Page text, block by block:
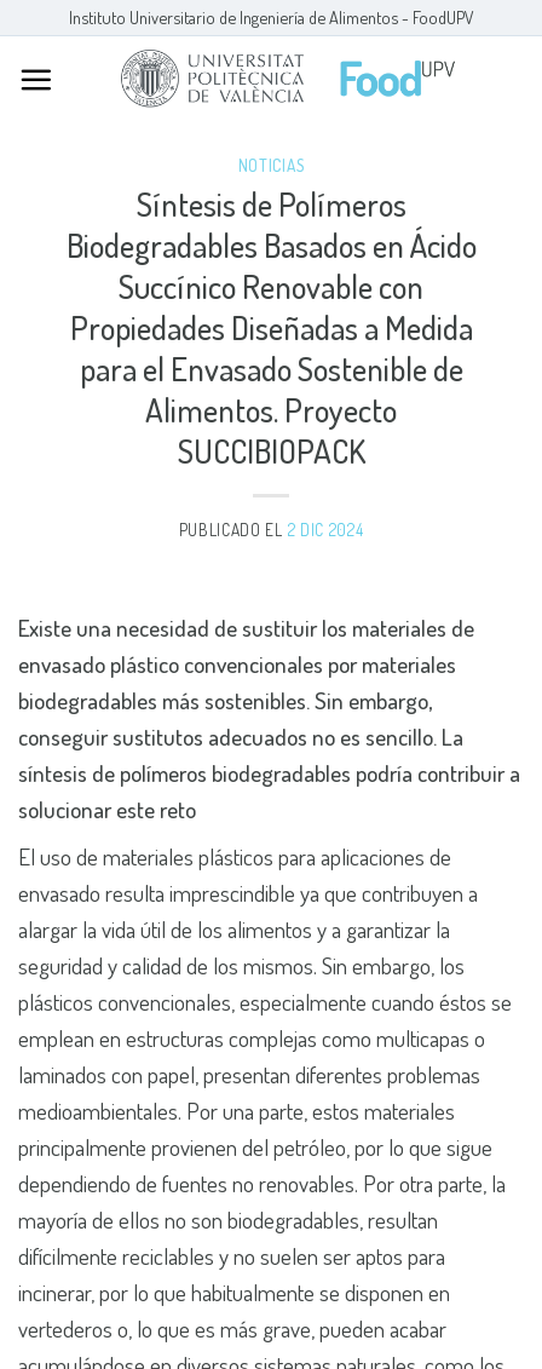
content
Instituto Universitario de Ingeniería de Alimentos - FoodUPV
NOTICIAS
Síntesis de Polímeros
Biodegradables Basados en Ácido
Succínico Renovable con
Propiedades Diseñadas a Medida
para el Envasado Sostenible de
Alimentos. Proyecto
SUCCIBIOPACK
PUBLICADO EL 2 DIC 2024
Existe una necesidad de sustituir los materiales de
envasado plástico convencionales por materiales
biodegradables más sostenibles. Sin embargo,
conseguir sustitutos adecuados no es sencillo. La
síntesis de polímeros biodegradables podría contribuir a
solucionar este reto
El uso de materiales plásticos para aplicaciones de
envasado resulta imprescindible ya que contribuyen a
alargar la vida útil de los alimentos y a garantizar la
seguridad y calidad de los mismos. Sin embargo, los
plásticos convencionales, especialmente cuando éstos se
emplean en estructuras complejas como multicapas o
laminados con papel, presentan diferentes problemas
medioambientales. Por una parte, estos materiales
principalmente provienen del petróleo, por lo que sigue
dependiendo de fuentes no renovables. Por otra parte, la
mayoría de ellos no son biodegradables, resultan
difícilmente reciclables y no suelen ser aptos para
incinerar, por lo que habitualmente se disponen en
vertederos o, lo que es más grave, pueden acabar